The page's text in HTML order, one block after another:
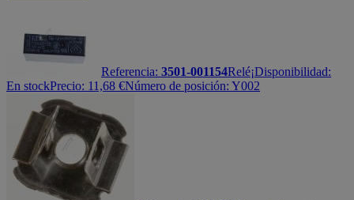
Referencia: 3501-001154Relé¡Disponibilidad:
En stockPrecio: 11,68 €Número de posición: Y002